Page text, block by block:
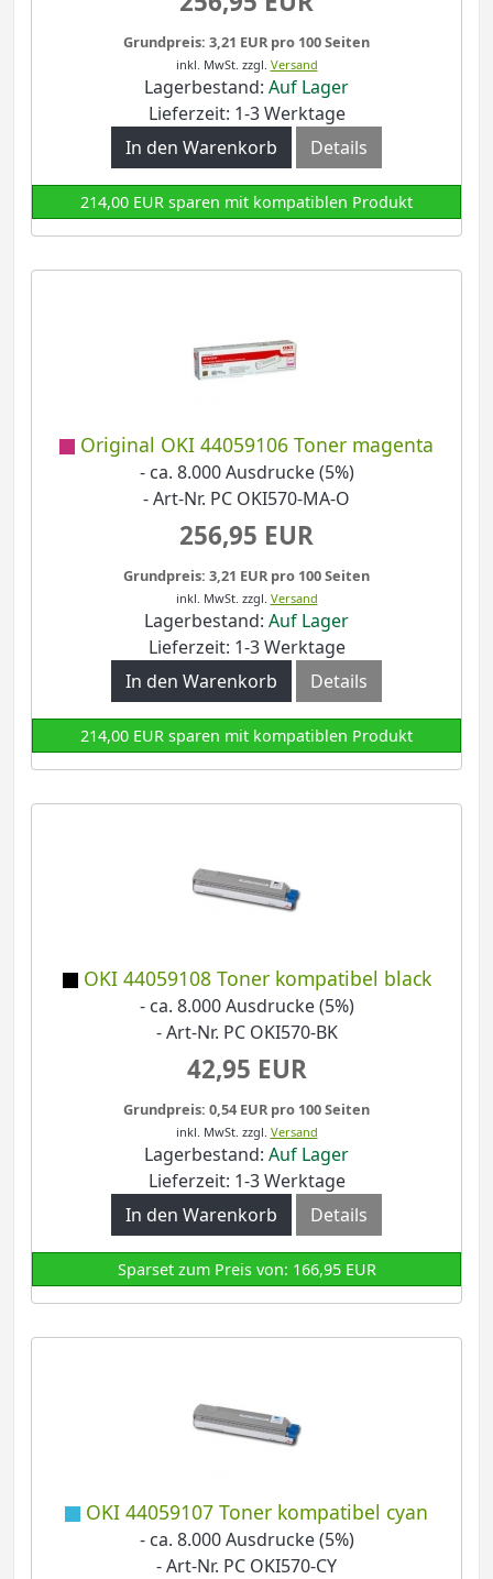
Grundpreis: 3,21 EUR pro 100 Seiten
inkl. MwSt. zzgl. Versand
Lagerbestand: Auf Lager
Lieferzeit: 1-3 Werktage
In den Warenkorb
Details
214,00 EUR sparen mit kompatiblen Produkt
Original OKI 44059106 Toner magenta
- ca. 8.000 Ausdrucke (5%)
- Art-Nr. PC OKI570-MA-O
256,95 EUR
Grundpreis: 3,21 EUR pro 100 Seiten
inkl. MwSt. zzgl. Versand
Lagerbestand: Auf Lager
Lieferzeit: 1-3 Werktage
In den Warenkorb
Details
214,00 EUR sparen mit kompatiblen Produkt
OKI 44059108 Toner kompatibel black
- ca. 8.000 Ausdrucke (5%)
- Art-Nr. PC OKI570-BK
42,95 EUR
Grundpreis: 0,54 EUR pro 100 Seiten
inkl. MwSt. zzgl. Versand
Lagerbestand: Auf Lager
Lieferzeit: 1-3 Werktage
In den Warenkorb
Details
Sparset zum Preis von: 166,95 EUR
OKI 44059107 Toner kompatibel cyan
- ca. 8.000 Ausdrucke (5%)
- Art-Nr. PC OKI570-CY